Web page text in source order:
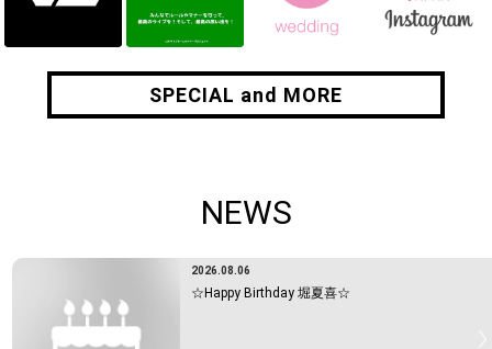
SPECIAL and MORE
SPECIAL and MORE
NEWS
2026.08.06
☆Happy Birthday 堀夏喜☆